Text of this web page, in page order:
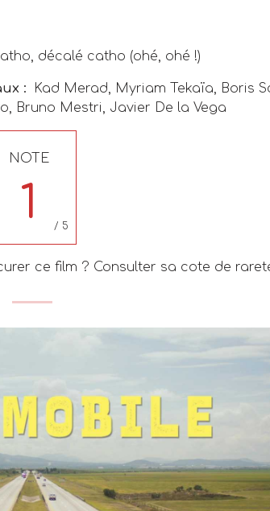
décalé catho (ohé, ohé !)
:
Kad Merad, Myriam Tekaïa, Boris
Bruno Mestri, Javier De la Vega
NOTE
1 / 5
ce film ? Consulter sa cote de